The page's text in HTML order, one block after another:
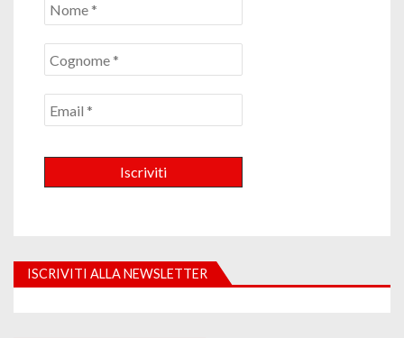
ISCRIVITI ALLA NEWSLETTER